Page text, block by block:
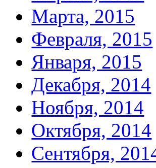
Марта, 2015
Февраля, 2015
Января, 2015
Декабря, 2014
Ноября, 2014
Октября, 2014
Сентября,